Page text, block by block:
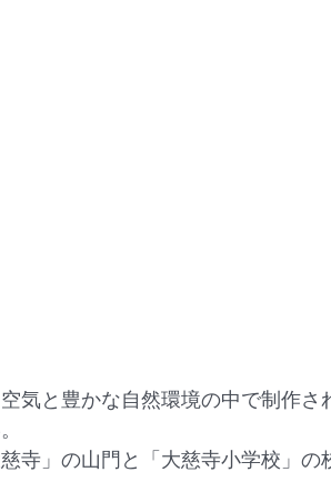
気と豊かな自然環境の中で制作さ
寺」の山門と「大慈寺小学校」の